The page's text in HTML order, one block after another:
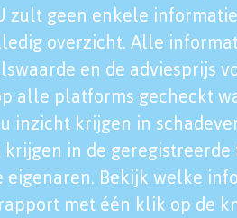
zult geen enkele
overzicht. Alle
en de adviesprijs
alle platforms gecheckt
inzicht krijgen in
in de
Bekijk welke
met één klik op de